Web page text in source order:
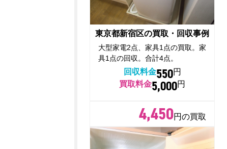
東京都新宿区の買取・回収事例
大型家電2点、家具1点の買取。家
具1点の回収。合計4点。
回収料金550円
買取料金5,000円
4,450円の買取